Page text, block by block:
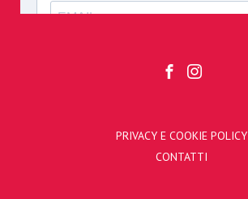
PRIVACY E COOKIE POLICY
CONTATTI